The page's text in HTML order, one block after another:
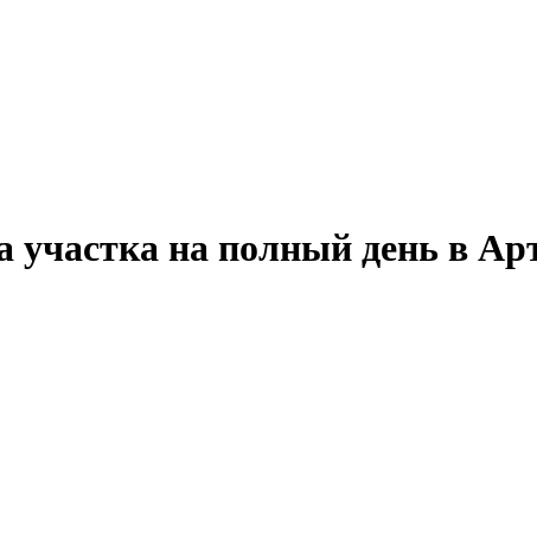
участка на полный день в